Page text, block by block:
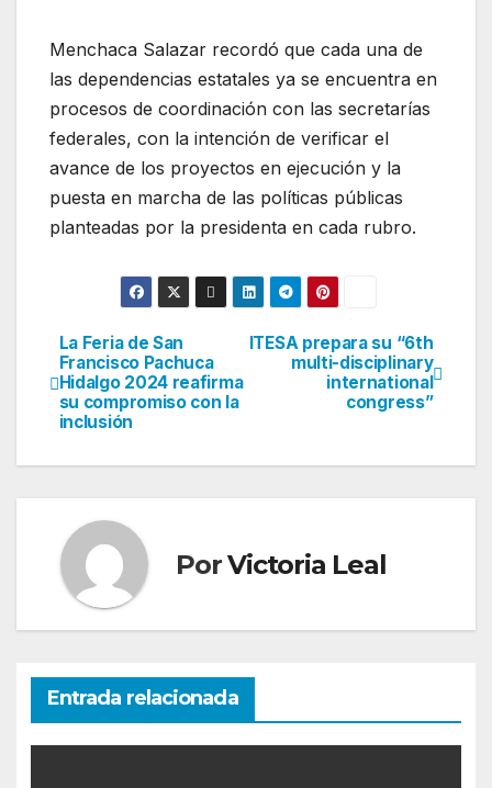
Menchaca Salazar recordó que cada una de
las dependencias estatales ya se encuentra en
procesos de coordinación con las secretarías
federales, con la intención de verificar el
avance de los proyectos en ejecución y la
puesta en marcha de las políticas públicas
planteadas por la presidenta en cada rubro.
Navegación
de
ITESA prepara su “6th
multi-disciplinary
international
congress”
La Feria de San
Francisco Pachuca
Hidalgo 2024 reafirma
su compromiso con la
inclusión
PorVictoria Leal
Entrada relacionada